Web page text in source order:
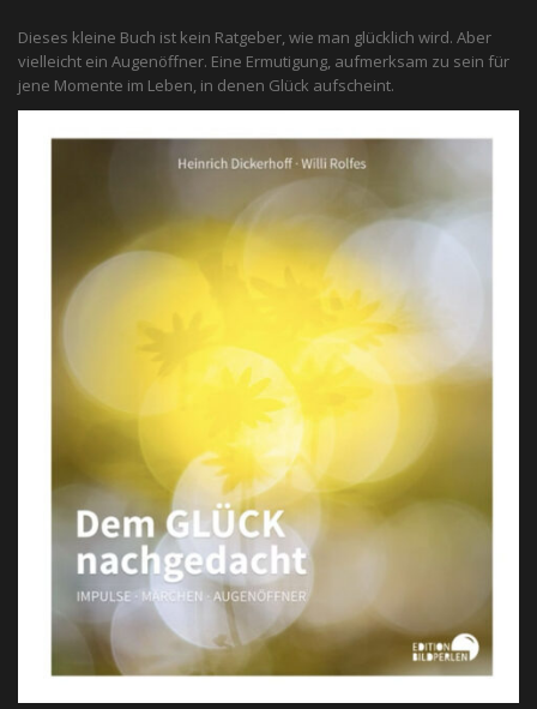
Dieses kleine Buch ist kein Ratgeber, wie man glücklich wird. Aber
vielleicht ein Augenöffner. Eine Ermutigung, aufmerksam zu sein für
jene Momente im Leben, in denen Glück aufscheint.